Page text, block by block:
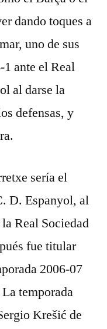
dando toques a
uno de sus
ante el Real
al darse la
defensas, y
sería el
D. Espanyol, al
Real Sociedad
fue titular
2006-07
temporada
Krešić de